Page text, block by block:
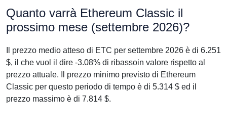
Quanto varrà Ethereum Classic il
prossimo mese (settembre 2026)?
Il prezzo medio atteso di ETC per settembre 2026 è di 6.251
$, il che vuol il dire -3.08% di ribassoin valore rispetto al
prezzo attuale. Il prezzo minimo previsto di Ethereum
Classic per questo periodo di tempo è di 5.314 $ ed il
prezzo massimo è di 7.814 $.